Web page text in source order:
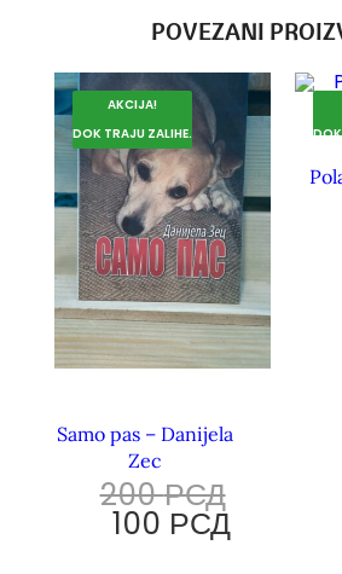
POVEZANI
AKCIJA!
DOK TRAJU ZALIHE.
Samo pas – Danijela
Zec
200РСД
100 РСД